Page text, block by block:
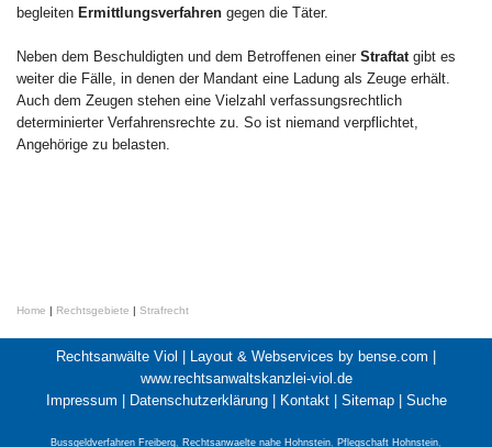
begleiten Ermittlungsverfahren gegen die Täter.
Neben dem Beschuldigten und dem Betroffenen einer Straftat gibt es
weiter die Fälle, in denen der Mandant eine Ladung als Zeuge erhält.
Auch dem Zeugen stehen eine Vielzahl verfassungsrechtlich
determinierter Verfahrensrechte zu. So ist niemand verpflichtet,
Angehörige zu belasten.
Home | Rechtsgebiete | Strafrecht
Rechtsanwälte Viol | Layout & Webservices by bense.com |
www.rechtsanwaltskanzlei-viol.de
Impressum | Datenschutzerklärung| Kontakt| Sitemap| Suche
Bussgeldverfahren Freiberg, Rechtsanwaelte nahe Hohnstein, Pflegschaft Hohnstein,